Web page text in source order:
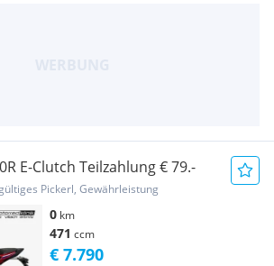
E-Clutch Teilzahlung € 79.-
Pickerl, Gewährleistung
0 km
471 ccm
€ 7.790